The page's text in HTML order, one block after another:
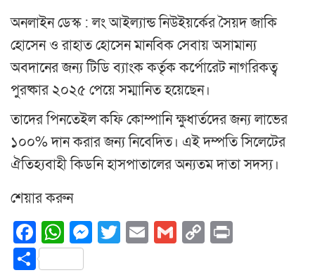
অনলাইন ডেস্ক : লং আইল্যান্ড নিউইয়র্কের সৈয়দ জাকি
হোসেন ও রাহাত হোসেন মানবিক সেবায় অসামান্য
অবদানের জন্য টিডি ব্যাংক কর্তৃক কর্পোরেট নাগরিকত্ব
পুরষ্কার ২০২৫ পেয়ে সম্মানিত হয়েছেন।
তাদের পিনতেইল কফি কোম্পানি ক্ষুধার্তদের জন্য লাভের
১০০% দান করার জন্য নিবেদিত। এই দম্পতি সিলেটের
ঐতিহ্যবাহী কিডনি হাসপাতালের অন্যতম দাতা সদস্য।
শেয়ার করুন
Facebook
WhatsApp
Messenger
Twitter
EmailGmail
Copy
Share